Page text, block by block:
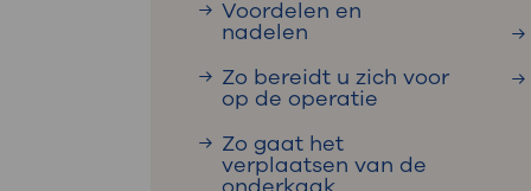
Voordelen en
nadelen
Zo bereidt u zich voor
op de operatie
Zo gaat het
verplaatsen van de